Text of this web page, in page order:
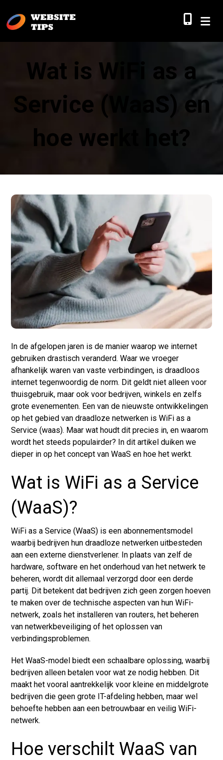
Wat is WiFi as a
Service (WaaS) en
hoe werkt het?
In de afgelopen jaren is de manier waarop we internet
gebruiken drastisch veranderd. Waar we vroeger
afhankelijk waren van vaste verbindingen, is draadloos
internet tegenwoordig de norm. Dit geldt niet alleen voor
thuisgebruik, maar ook voor bedrijven, winkels en zelfs
grote evenementen. Een van de nieuwste ontwikkelingen
op het gebied van draadloze netwerken is WiFi as a
Service (waas). Maar wat houdt dit precies in, en waarom
wordt het steeds populairder? In dit artikel duiken we
dieper in op het concept van WaaS en hoe het werkt.
Wat is WiFi as a Service
(WaaS)?
WiFi as a Service (WaaS) is een abonnementsmodel
waarbij bedrijven hun draadloze netwerken uitbesteden
aan een externe dienstverlener. In plaats van zelf de
hardware, software en het onderhoud van het netwerk te
beheren, wordt dit allemaal verzorgd door een derde
partij. Dit betekent dat bedrijven zich geen zorgen hoeven
te maken over de technische aspecten van hun WiFi-
netwerk, zoals het installeren van routers, het beheren
van netwerkbeveiliging of het oplossen van
verbindingsproblemen.
Het WaaS-model biedt een schaalbare oplossing, waarbij
bedrijven alleen betalen voor wat ze nodig hebben. Dit
maakt het vooral aantrekkelijk voor kleine en middelgrote
bedrijven die geen grote IT-afdeling hebben, maar wel
behoefte hebben aan een betrouwbaar en veilig WiFi-
netwerk.
Hoe verschilt WaaS van